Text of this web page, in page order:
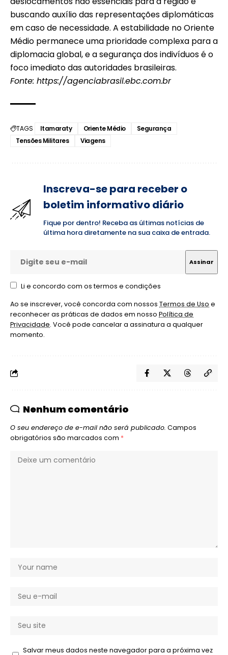
buscando auxílio das representações diplomáticas
em caso de necessidade. A estabilidade no Oriente
Médio permanece uma prioridade complexa para a
diplomacia global, e a segurança dos indivíduos é o
foco imediato das autoridades brasileiras.
Fonte: https://agenciabrasil.ebc.com.br
TAGS Itamaraty Oriente Médio
Segurança
Tensões Militares
Viagens
Inscreva-se para receber o
boletim informativo diário
Fique por dentro! Receba as últimas notícias de
última hora diretamente na sua caixa de entrada.
Li e concordo com os termos e condições
Ao se inscrever, você concorda com nossos Termos de Uso e
reconhecer as práticas de dados em nosso Política de
Privacidade. Você pode cancelar a assinatura a qualquer
momento.
Nenhum comentário
O seu endereço de e-mail não será publicado. Campos
obrigatórios são marcados com *
Salvar meus dados neste navegador para a próxima vez